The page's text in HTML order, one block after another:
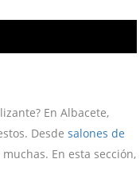
En Albacete,
Desde salones de
En esta sección,